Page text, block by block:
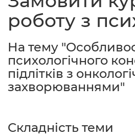
роботу з
На тему
психологічного
підлітків з
захворюваннями"
Складність теми
Відгуки
Контакти